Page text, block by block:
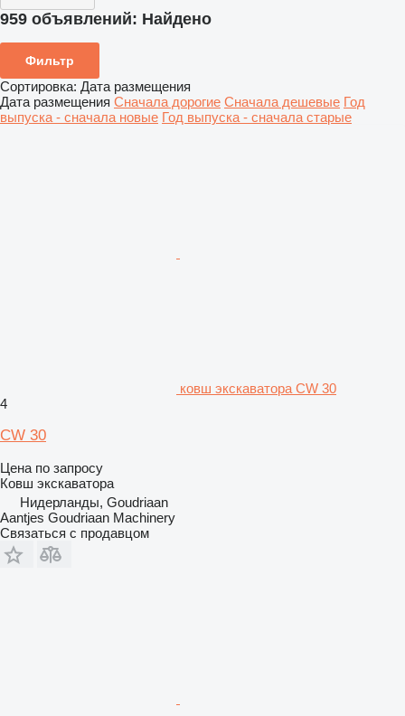
959 объявлений: Найдено
Фильтр
Сортировка: Дата размещения
Дата размещения Сначала дорогие Сначала дешевые Год
выпуска - сначала новые Год выпуска - сначала старые
ковш экскаватора CW 30
4
CW 30
Цена по запросу
Ковш экскаватора
Нидерланды, Goudriaan
Aantjes Goudriaan Machinery
Связаться с продавцом